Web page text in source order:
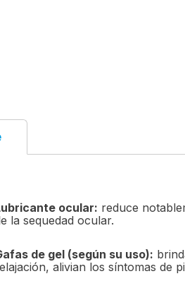
ocular: reduce
la sequedad ocular.
de gel (según su uso):
alivian los síntomas de